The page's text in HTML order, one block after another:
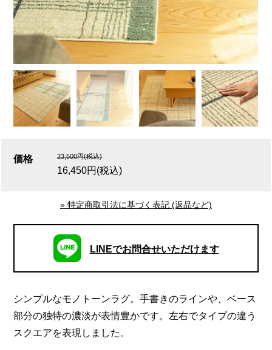
価格 23,500円(税込)
16,450円(税込)
» 特定商取引法に基づく表記 (返品など)
LINEでお問合せいただけます
シンプルなモノトーンラグ。手書きのラインや、ベース
部分の独特の濃淡が表情豊かです。左右でタイプの違う
スクエアを表現しました。